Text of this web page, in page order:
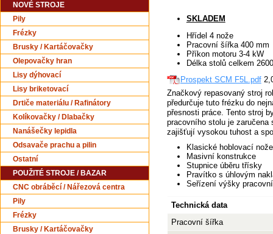
NOVÉ STROJE
Pily
Frézky
Brusky / Kartáčovačky
Olepovačky hran
Lisy dýhovací
Lisy briketovací
Drtiče materiálu / Rafinátory
Kolíkovačky / Dlabačky
Nanášečky lepidla
Odsavače prachu a pilin
Ostatní
POUŽITÉ STROJE / BAZAR
CNC obráběcí / Nářezová centra
Pily
Frézky
Brusky / Kartáčovačky
SKLADEM
Hřídel 4 nože
Pracovní šířka 400 mm
Příkon motoru 3-4 kW
Délka stolů celkem
Prospekt SCM F5L.pdf
Značkový repasovaný stroj
předurčuje tuto frézku do
přesnosti práce. Tento stroj
pracovního stolu je
zajišťují vysokou tuhost a
Klasické hoblovací
Masivní konstrukce
Stupnice úběru třísky
Pravítko s úhlovým
Seřízení výšky
Technická data
Pracovní šířka